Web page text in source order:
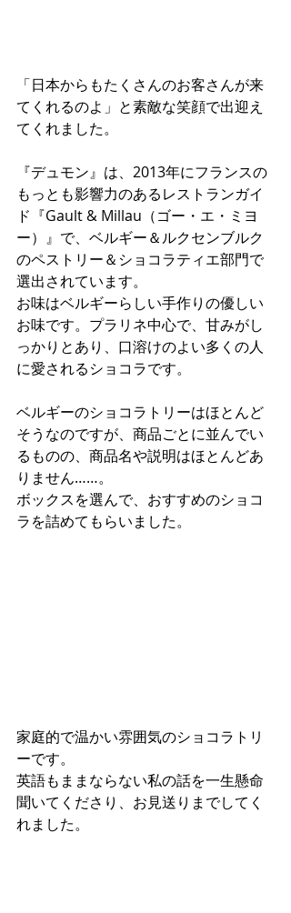
「日本からもたくさんのお客さんが来
てくれるのよ」と素敵な笑顔で出迎え
てくれました。
『デュモン』は、2013年にフランスの
もっとも影響力のあるレストランガイ
ド『Gault & Millau（ゴー・エ・ミヨ
ー）』で、ベルギー＆ルクセンブルク
のペストリー＆ショコラティエ部門で
選出されています。
お味はベルギーらしい手作りの優しい
お味です。プラリネ中心で、甘みがし
っかりとあり、口溶けのよい多くの人
に愛されるショコラです。
ベルギーのショコラトリーはほとんど
そうなのですが、商品ごとに並んでい
るものの、商品名や説明はほとんどあ
りません……。
ボックスを選んで、おすすめのショコ
ラを詰めてもらいました。
家庭的で温かい雰囲気のショコラトリ
ーです。
英語もままならない私の話を一生懸命
聞いてくださり、お見送りまでしてく
れました。